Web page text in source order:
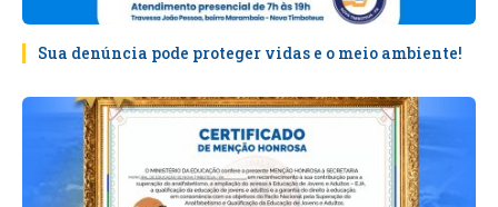
Sua denúncia pode proteger vidas e o meio ambiente!